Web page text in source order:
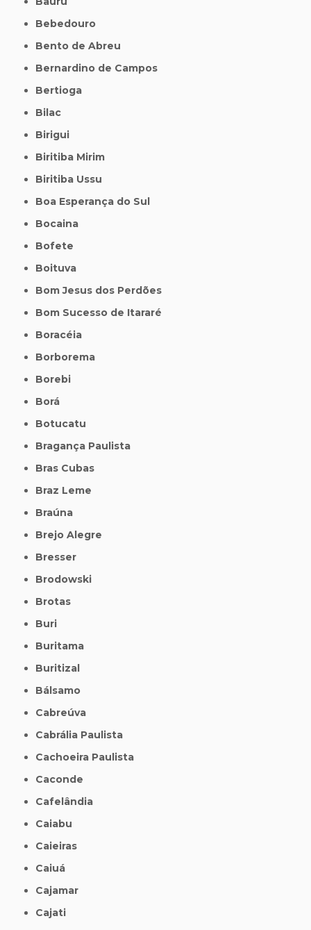
Bebedouro
Bento de Abreu
Bernardino de Campos
Bertioga
Bilac
Birigui
Biritiba Mirim
Biritiba Ussu
Boa Esperança do Sul
Bocaina
Bofete
Boituva
Bom Jesus dos Perdões
Bom Sucesso de Itararé
Boracéia
Borborema
Borebi
Borá
Botucatu
Bragança Paulista
Bras Cubas
Braz Leme
Braúna
Brejo Alegre
Bresser
Brodowski
Brotas
Buri
Buritama
Buritizal
Bálsamo
Cabreúva
Cabrália Paulista
Cachoeira Paulista
Caconde
Cafelândia
Caiabu
Caieiras
Caiuá
Cajamar
Cajati